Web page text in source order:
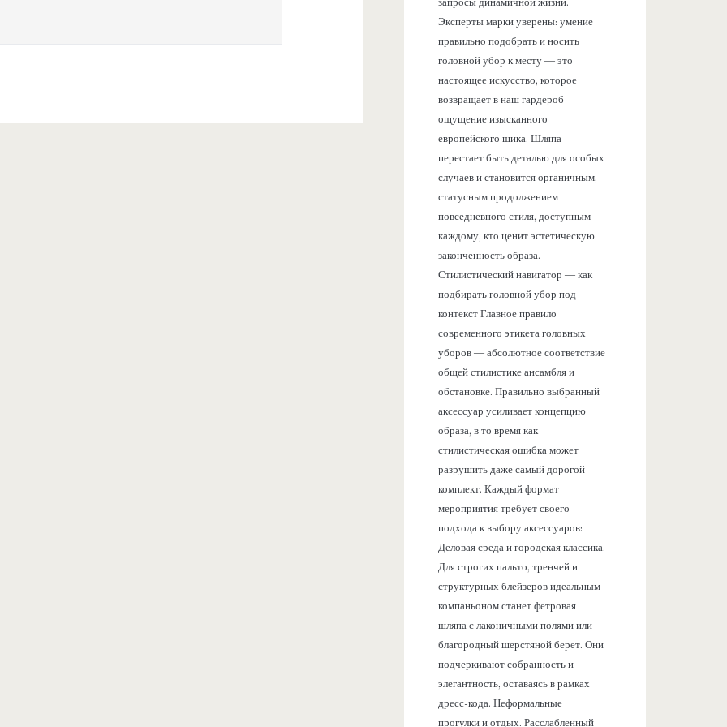
Эксперты марки уверены: умение
правильно подобрать и носить
головной убор к месту — это
настоящее искусство, которое
возвращает в наш гардероб
ощущение изысканного
европейского шика. Шляпа
перестает быть деталью для особых
случаев и становится органичным,
статусным продолжением
повседневного стиля, доступным
каждому, кто ценит эстетическую
законченность образа.
Стилистический навигатор — как
подбирать головной убор под
контекст Главное правило
современного этикета головных
уборов — абсолютное соответствие
общей стилистике ансамбля и
обстановке. Правильно выбранный
аксессуар усиливает концепцию
образа, в то время как
стилистическая ошибка может
разрушить даже самый дорогой
комплект. Каждый формат
мероприятия требует своего
подхода к выбору аксессуаров:
Деловая среда и городская классика.
Для строгих пальто, тренчей и
структурных блейзеров идеальным
компаньоном станет фетровая
шляпа с лаконичными полями или
благородный шерстяной берет. Они
подчеркивают собранность и
элегантность, оставаясь в рамках
дресс-кода. Неформальные
прогулки и отдых. Расслабленный